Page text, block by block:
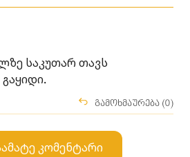
საკუთარ თავს
გამოხმაურება (0)
კომენტარი